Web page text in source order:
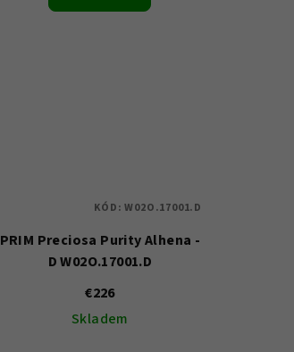
PRIM Preciosa Purity Alhena -
D W02O.17001.D
€226
Skladem
KÓD:W02O.17001.D